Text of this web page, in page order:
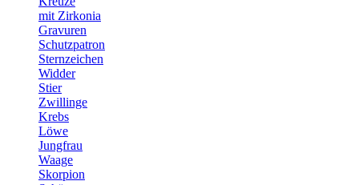
mit Zirkonia
Gravuren
Schutzpatron
Sternzeichen
Widder
Stier
Zwillinge
Krebs
Löwe
Jungfrau
Waage
Skorpion